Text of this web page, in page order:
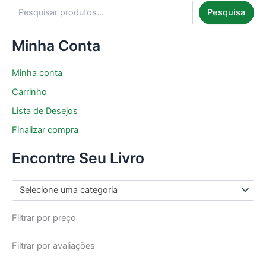
Pesquisa
Minha Conta
Minha conta
Carrinho
Lista de Desejos
Finalizar compra
Encontre Seu Livro
Selecione uma categoria
Filtrar por preço
Filtrar por avaliações